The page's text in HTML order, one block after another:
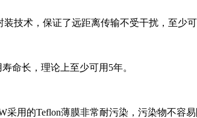
技术，保证了远距离传输不受干扰，至少可
命长，理论上至少可用5年。
采用的Teflon薄膜非常耐污染，污染物不容